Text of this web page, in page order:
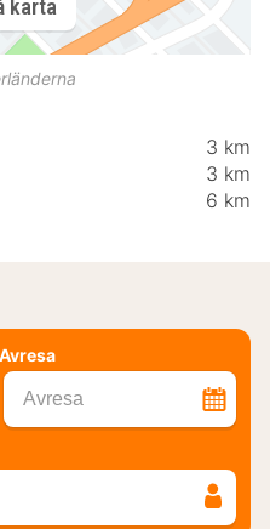
karta
3 km
3 km
6 km
Avresa
Avresa